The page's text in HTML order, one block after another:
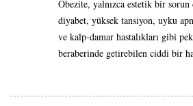
Obezite, yalnızca estetik bir sorun
diyabet, yüksek tansiyon, uyku
ve kalp-damar hastalıkları gibi
beraberinde getirebilen ciddi bir